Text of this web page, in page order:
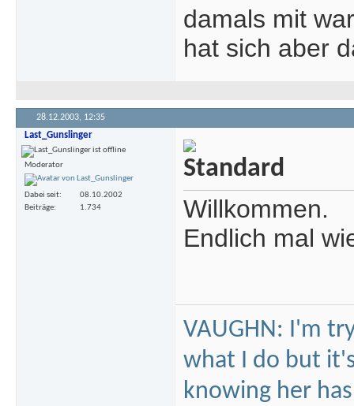
damals mit
hat sich aber
28.12.2003, 12:35
Last_Gunslinger
Moderator
Dabei seit
08.10.2002
Beiträge
1.734
Willkommen.
Endlich mal
VAUGHN: I'm
what I do but
knowing her